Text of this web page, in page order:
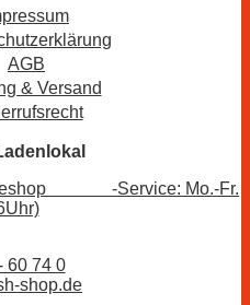
AGB
& Versand
-Service: Mo.-Fr.
60 74 0
shop.de